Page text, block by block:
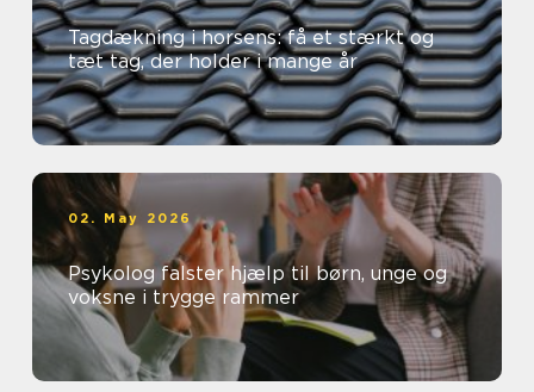
Tagdækning i horsens: få et stærkt og
tæt tag, der holder i mange år
02. May 2026
Psykolog falster hjælp til børn, unge og
voksne i trygge rammer